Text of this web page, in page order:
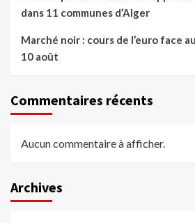
dans 11 communes d’Alger
Marché noir : cours de l’euro face
10 août
Commentaires récents
Aucun commentaire à afficher.
Archives